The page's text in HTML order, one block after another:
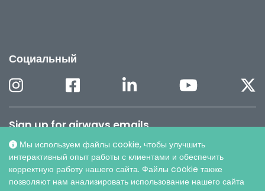
Мы используем файлы cookie, чтобы улучшить
интерактивный опыт работы с клиентами и обеспечить
корректную работу нашего сайта. Файлы cookie также
позволяют нам анализировать использование нашего сайта
Социальный
Sign up for airways emails
Latest news and much more.
Subscribe to our Airways newsletter